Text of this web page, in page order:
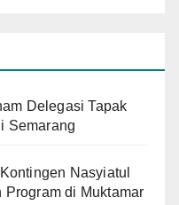
Delegasi Tapak
Semarang
Nasyiatul
di Muktamar